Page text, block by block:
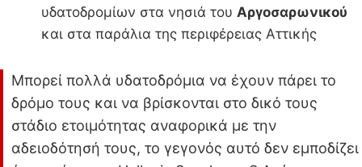
υδατοδρομίων στα νησιά του Αργοσαρωνικού
και στα παράλια της περιφέρειας Αττικής
Μπορεί πολλά υδατοδρόμια να έχουν πάρει το
δρόμο τους και να βρίσκονται στο δικό τους
στάδιο ετοιμότητας αναφορικά με την
αδειοδότησή τους, το γεγονός αυτό δεν εμποδίζει